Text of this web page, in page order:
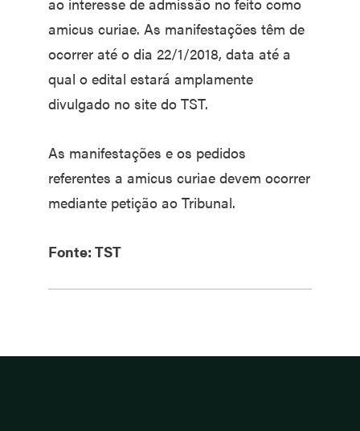
amicus curiae. As manifestações têm de
ocorrer até o dia 22/1/2018, data até a
qual o edital estará amplamente
divulgado no site do TST.
As manifestações e os pedidos
referentes a amicus curiae devem ocorrer
mediante petição ao Tribunal.
Fonte: TST